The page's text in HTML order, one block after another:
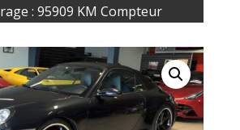
: 95909 KM Compteur